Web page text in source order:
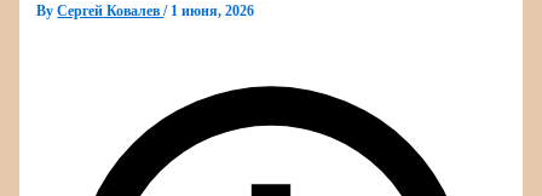
ByСергей Ковалев/ 1 июня, 2026